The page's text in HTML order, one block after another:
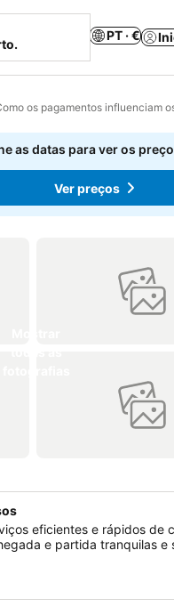
PT · €
os pagamentos influenciam
favoritos
as datas para ver os
Ver preços
eficientes e rápidos de
e partida tranquilas e